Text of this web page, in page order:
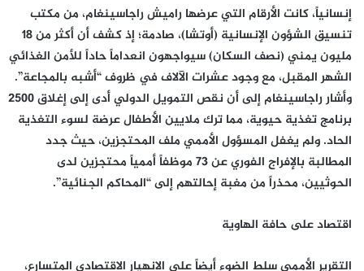
إنسانياً، كانت الأرقام التي عرضها راميش راجاسينغام، من مكتب
تنسيق الشؤون الإنسانية (أوتشا)، صادمة؛ إذ كشف أن أكثر من 18
مليون يمني (نصف السكان) سيواجهون انعداماً حاداً للأمن الغذائي
الشهر المقبل، مع وجود عشرات الآلاف في ظروف “أشبه بالمجاعة”.
وأشار راجاسينغام إلى أن نقص التمويل الدولي أدى إلى إغلاق 2500
برنامج تغذية حيوية، مما ترك ملايين الأطفال عرضة لسوء التغذية
الحاد. ولم يغفل المسؤول الأممي ملف المحتجزين، حيث جدد
المطالبة بالإفراج الفوري عن 73 موظفاً أممياً محتجزين لدى
الحوثيين، محذراً من مغبة إحالتهم إلى “المحاكم الجنائية”.
اقتصاد على حافة الهاوية
التقرير الأممي سلط الضوء أيضاً على الانهيار الاقتصادي المتسارع،